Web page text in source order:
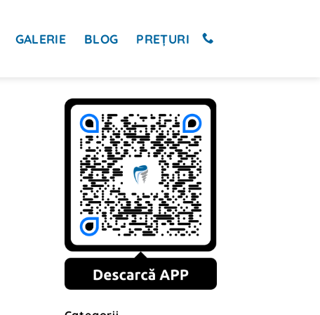
GALERIE BLOG PREȚURI